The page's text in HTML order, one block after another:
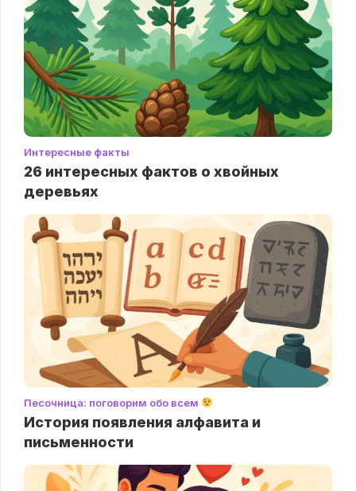
Интересные факты
26 интересных фактов о хвойных
деревьях
Песочница: поговорим обо всем
История появления алфавита и
письменности